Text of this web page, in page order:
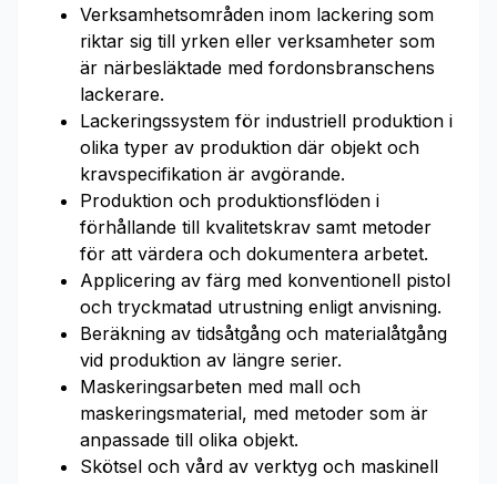
Verksamhetsområden inom lackering som
riktar sig till yrken eller verksamheter som
är närbesläktade med fordonsbranschens
lackerare.
Lackeringssystem för industriell produktion i
olika typer av produktion där objekt och
kravspecifikation är avgörande.
Produktion och produktionsflöden i
förhållande till kvalitetskrav samt metoder
för att värdera och dokumentera arbetet.
Applicering av färg med konventionell pistol
och tryckmatad utrustning enligt anvisning.
Beräkning av tidsåtgång och materialåtgång
vid produktion av längre serier.
Maskeringsarbeten med mall och
maskeringsmaterial, med metoder som är
anpassade till olika objekt.
Skötsel och vård av verktyg och maskinell